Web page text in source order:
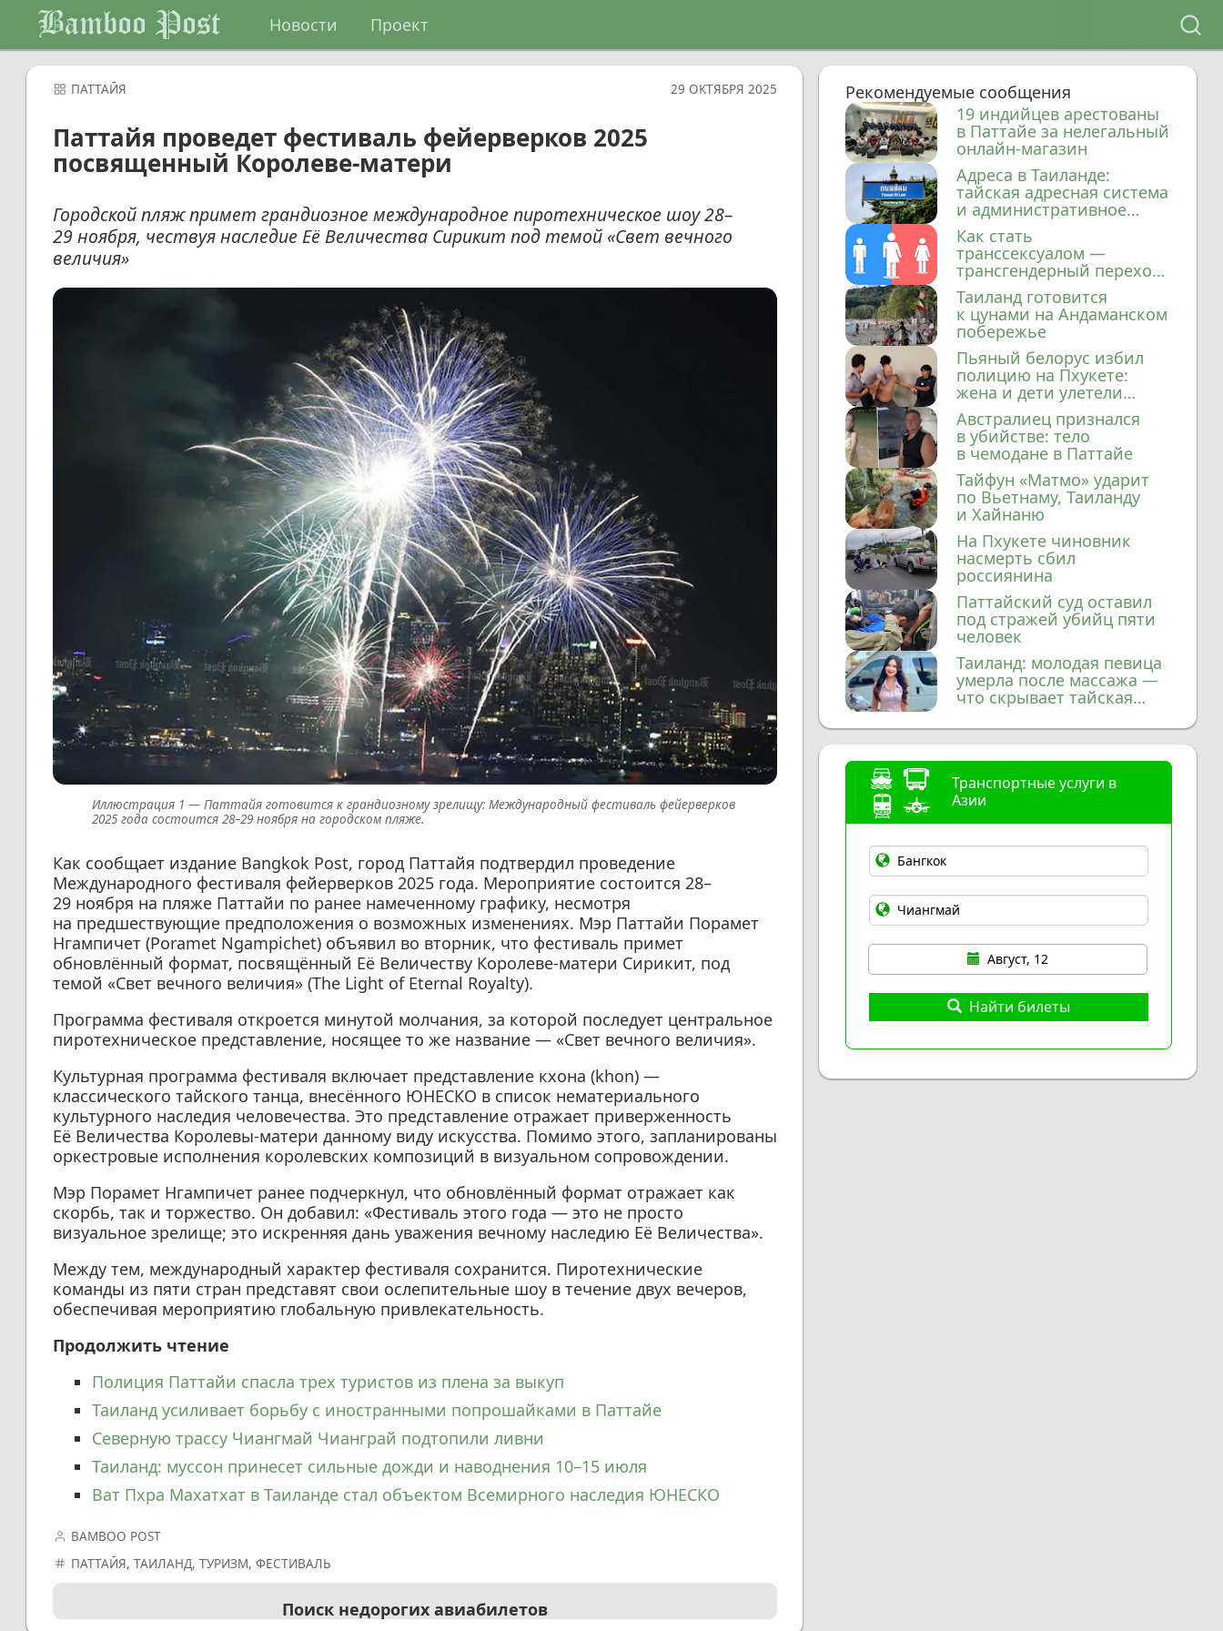
Bamboo Post Новости Проект
ПАТТАЙЯ 29 ОКТЯБРЯ 2025
Паттайя проведет фестиваль фейерверков 2025
посвященный Королеве-матери
Городской пляж примет грандиозное международное пиротехническое шоу 28–
29 ноября, чествуя наследие Её Величества Сирикит под темой «Свет вечного
величия»
Паттайя готовится к грандиозному зрелищу: Международный фестиваль фейерверков
2025 года состоится 28–29 ноября на городском пляже.
Как сообщает издание Bangkok Post, город Паттайя подтвердил проведение
Международного фестиваля фейерверков 2025 года. Мероприятие состоится 28–
29 ноября на пляже Паттайи по ранее намеченному графику, несмотря
на предшествующие предположения о возможных изменениях. Мэр Паттайи Порамет
Нгампичет (Poramet Ngampichet) объявил во вторник, что фестиваль примет
обновлённый формат, посвящённый Её Величеству Королеве-матери Сирикит, под
темой «Свет вечного величия» (The Light of Eternal Royalty).
Программа фестиваля откроется минутой молчания, за которой последует центральное
пиротехническое представление, носящее то же название — «Свет вечного величия».
Культурная программа фестиваля включает представление кхона (khon) —
классического тайского танца, внесённого ЮНЕСКО в список нематериального
культурного наследия человечества. Это представление отражает приверженность
Её Величества Королевы-матери данному виду искусства. Помимо этого, запланированы
оркестровые исполнения королевских композиций в визуальном сопровождении.
Мэр Порамет Нгампичет ранее подчеркнул, что обновлённый формат отражает как
скорбь, так и торжество. Он добавил: «Фестиваль этого года — это не просто
визуальное зрелище; это искренняя дань уважения вечному наследию Её Величества».
Между тем, международный характер фестиваля сохранится. Пиротехнические
команды из пяти стран представят свои ослепительные шоу в течение двух вечеров,
обеспечивая мероприятию глобальную привлекательность.
Продолжить чтение
Полиция Паттайи спасла трех туристов из плена за выкуп
Таиланд усиливает борьбу с иностранными попрошайками в Паттайе
Северную трассу Чиангмай Чианграй подтопили ливни
Таиланд: муссон принесет сильные дожди и наводнения 10–15 июля
Ват Пхра Махатхат в Таиланде стал объектом Всемирного наследия ЮНЕСКО
BAMBOO POST
ПАТТАЙЯ,ТАИЛАНД,ТУРИЗМ,ФЕСТИВАЛЬ
Поиск недорогих авиабилетов
Рекомендуемые сообщения
19 индийцев арестованы
в Паттайе за нелегальный
онлайн-магазин
Адреса в Таиланде:
тайская адресная система
и административное
деление
Как стать
транссексуалом —
трансгендерный переход
в Таиланде
Таиланд готовится
к цунами на Андаманском
побережье
Пьяный белорус избил
полицию на Пхукете:
жена и дети улетели
домой
Австралиец признался
в убийстве: тело
в чемодане в Паттайе
Тайфун «Матмо» ударит
по Вьетнаму, Таиланду
и Хайнаню
На Пхукете чиновник
насмерть сбил
россиянина
Паттайский суд оставил
под стражей убийц пяти
человек
Таиланд: молодая певица
умерла после массажа —
что скрывает тайская
медицина?
Транспортные услуги в
Азии
Август, 12
Найти билеты